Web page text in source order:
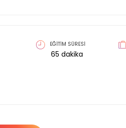
EĞİTİM SÜRESİ
65 dakika